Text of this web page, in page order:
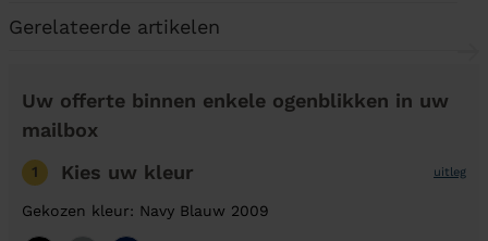
Gerelateerde artikelen
Uw offerte binnen enkele ogenblikken in uw
mailbox
1 Kies uw kleur uitleg
Gekozen kleur: Navy Blauw 2009